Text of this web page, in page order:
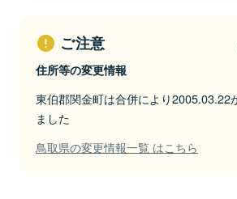
ご注意
住所等の変更情報
東伯郡関金町は合併により2005.03.22
ました
鳥取県の変更情報一覧 はこちら